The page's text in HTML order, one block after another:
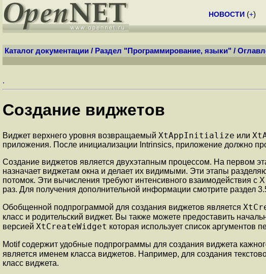
НОВОСТИ (+)
Каталог документации / Раздел "Программирование, языки" /
.
Создание виджетов
Виджет верхнего уровня возвращаемый XtAppInitialize или
приложения. После инициализации Intrinsics, приложение должно
Создание виджетов является двухэтапным процессом. На первом
назначает виджетам окна и делает их видимыми. Эти этапы
потомок. Эти вычисления требуют интенсивного взаимодействия с
раз. Для получения дополнительной информации смотрите раздел
Обобщенной подпрограммой для создания виджетов является
класс и родительский виджет. Вы также можете предоставить
версией XtCreateWidget которая использует список аргументов
Motif содержит удобные подпрограммы для создания виджета
является именем класса виджетов. Например, для создания
класс виджета.